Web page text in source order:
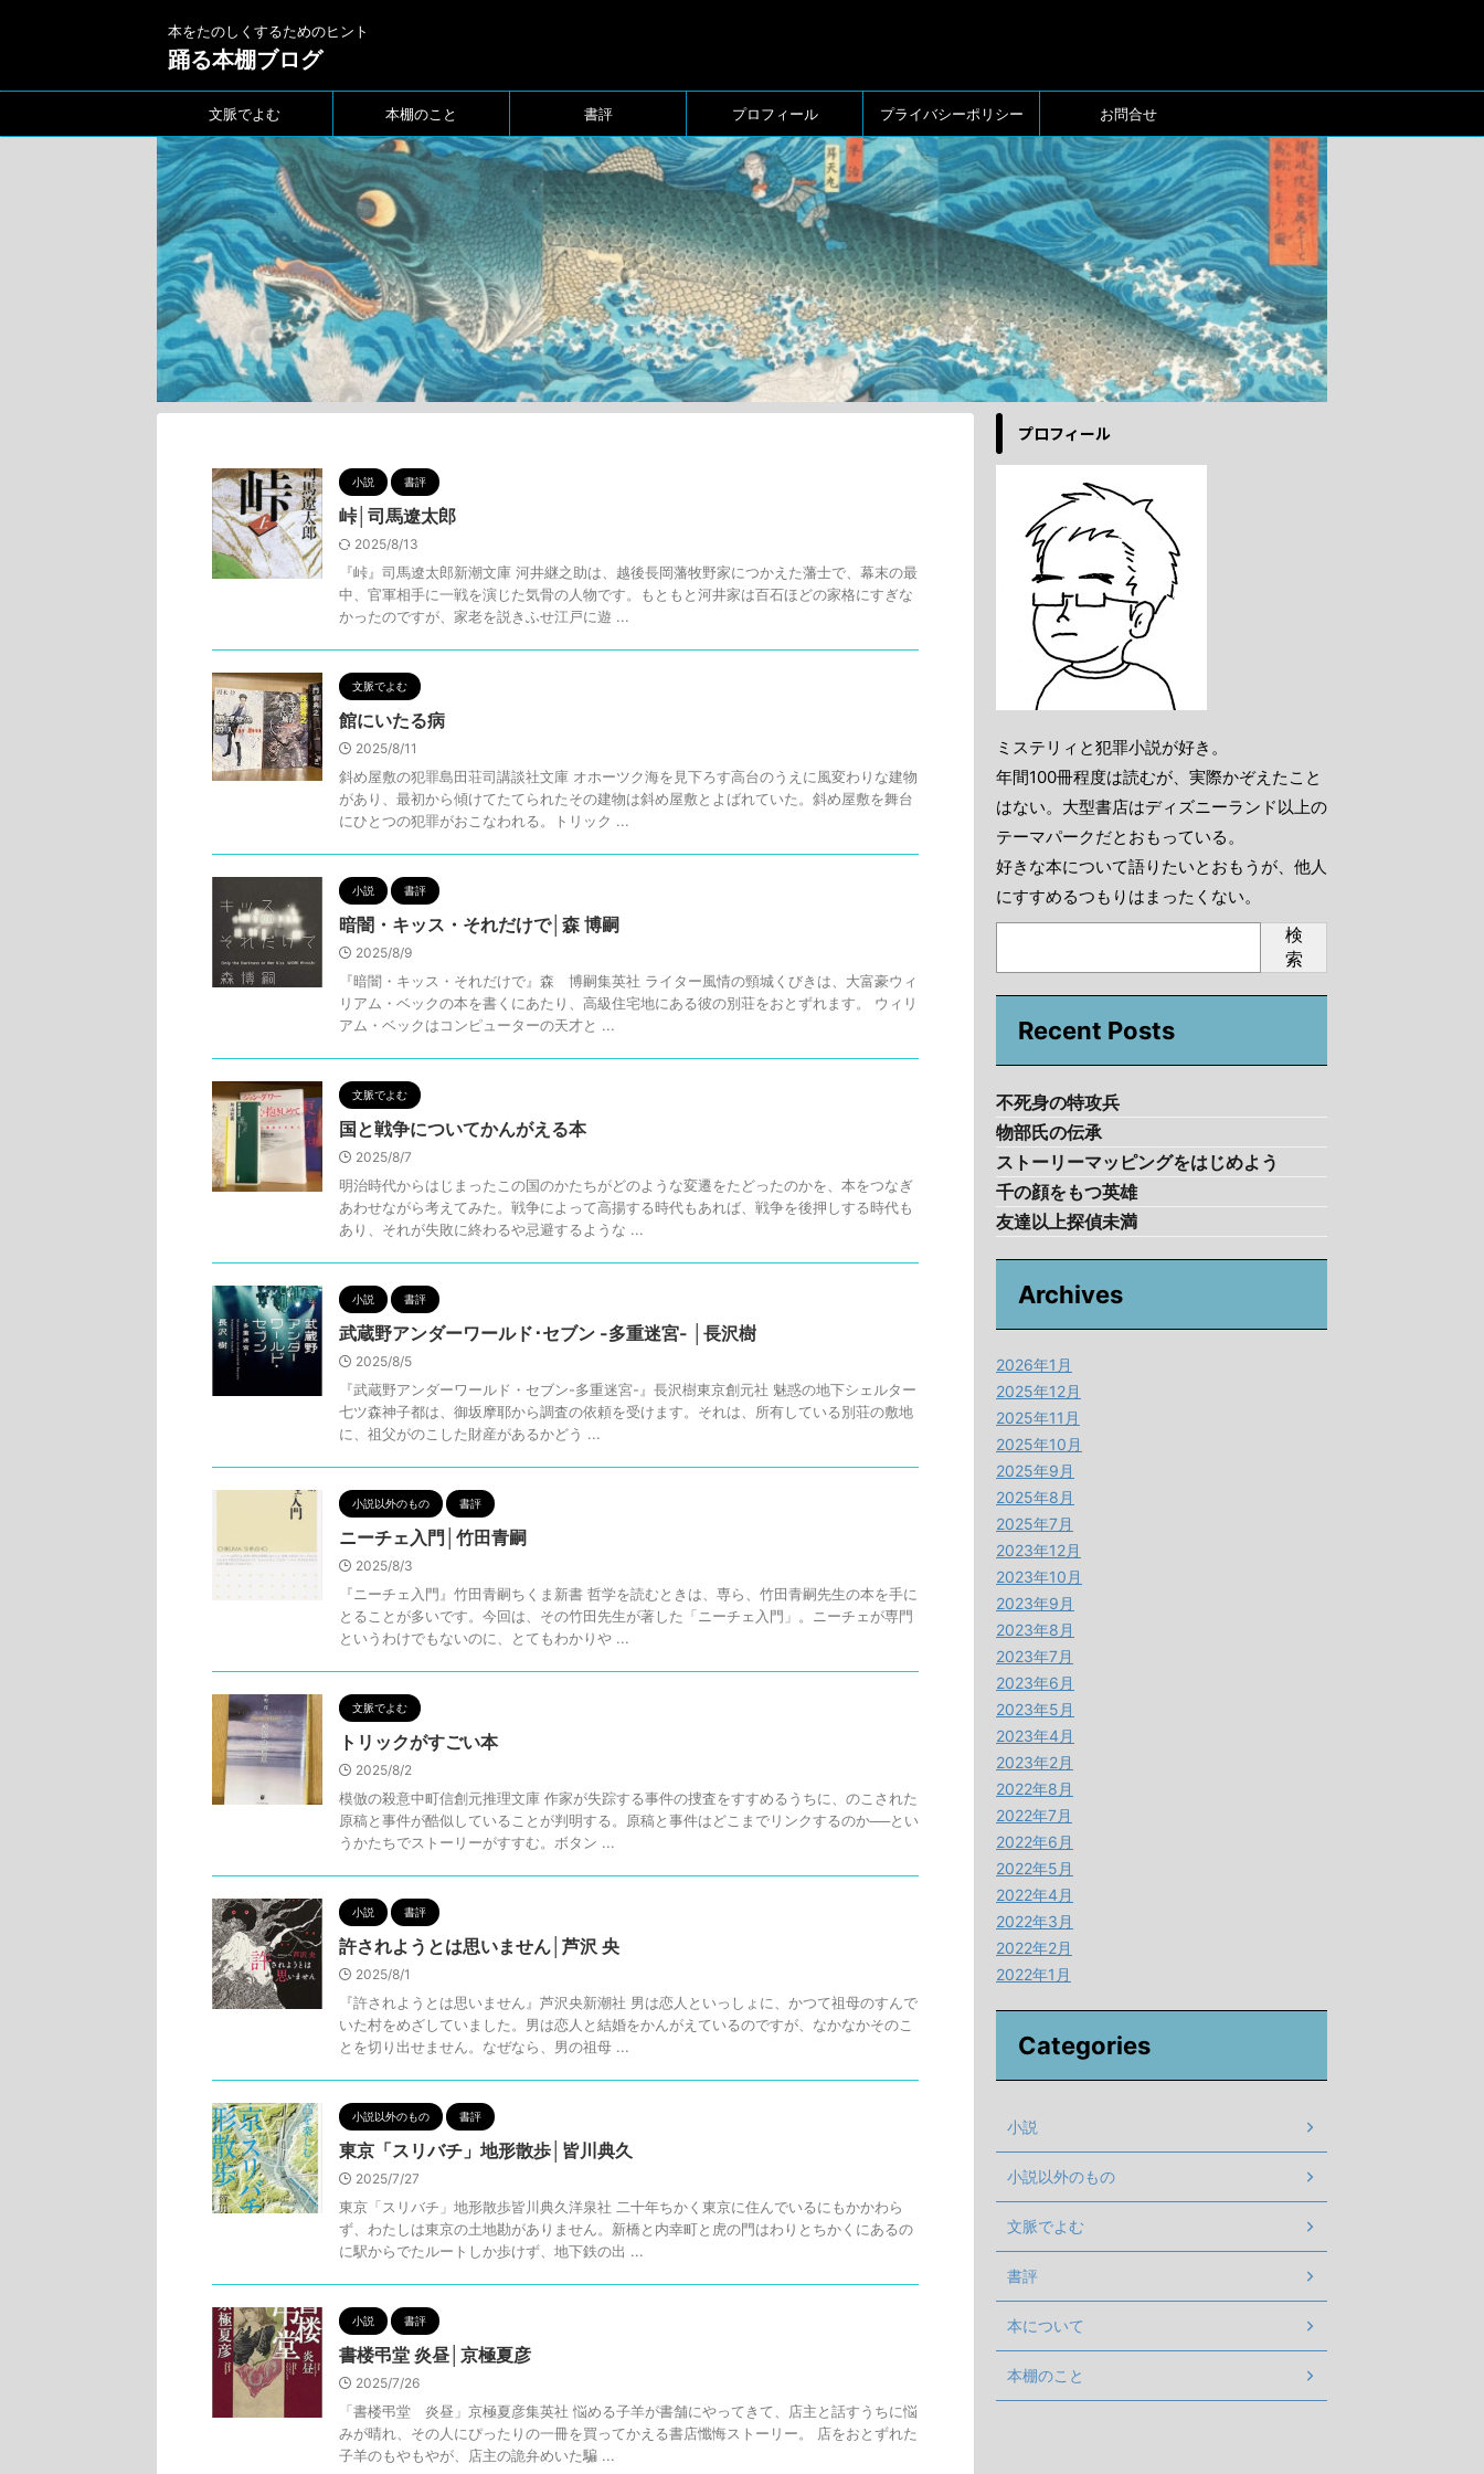
本をたのしくするためのヒント
踊る本棚ブログ
文脈でよむ 本棚のこと 書評 プロフィール プライバシーポリシー お問合せ
小説 書評
峠│司馬遼太郎
2025/8/13
『峠』司馬遼太郎新潮文庫 河井継之助は、越後長岡藩牧野家につかえた藩士で、幕末の最
中、官軍相手に一戦を演じた気骨の人物です。もともと河井家は百石ほどの家格にすぎな
かったのですが、家老を説きふせ江戸に遊 ...
文脈でよむ
館にいたる病
2025/8/11
斜め屋敷の犯罪島田荘司講談社文庫 オホーツク海を見下ろす高台のうえに風変わりな建物
があり、最初から傾けてたてられたその建物は斜め屋敷とよばれていた。斜め屋敷を舞台
にひとつの犯罪がおこなわれる。トリック ...
小説 書評
暗闇・キッス・それだけで│森 博嗣
2025/8/9
『暗闇・キッス・それだけで』森 博嗣集英社 ライター風情の頸城くびきは、大富豪ウィ
リアム・ベックの本を書くにあたり、高級住宅地にある彼の別荘をおとずれます。 ウィリ
アム・ベックはコンピューターの天才と ...
文脈でよむ
国と戦争についてかんがえる本
2025/8/7
明治時代からはじまったこの国のかたちがどのような変遷をたどったのかを、本をつなぎ
あわせながら考えてみた。戦争によって高揚する時代もあれば、戦争を後押しする時代も
あり、それが失敗に終わるや忌避するような ...
小説 書評
武蔵野アンダーワールド･セブン -多重迷宮- │長沢樹
2025/8/5
『武蔵野アンダーワールド・セブン-多重迷宮-』長沢樹東京創元社 魅惑の地下シェルター
七ツ森神子都は、御坂摩耶から調査の依頼を受けます。それは、所有している別荘の敷地
に、祖父がのこした財産があるかどう ...
小説以外のもの 書評
ニーチェ入門│竹田青嗣
2025/8/3
『ニーチェ入門』竹田青嗣ちくま新書 哲学を読むときは、専ら、竹田青嗣先生の本を手に
とることが多いです。今回は、その竹田先生が著した「ニーチェ入門」。ニーチェが専門
というわけでもないのに、とてもわかりや ...
文脈でよむ
トリックがすごい本
2025/8/2
模倣の殺意中町信創元推理文庫 作家が失踪する事件の捜査をすすめるうちに、のこされた
原稿と事件が酷似していることが判明する。原稿と事件はどこまでリンクするのか──とい
うかたちでストーリーがすすむ。ボタン ...
小説 書評
許されようとは思いません│芦沢 央
2025/8/1
『許されようとは思いません』芦沢央新潮社 男は恋人といっしょに、かつて祖母のすんで
いた村をめざしていました。男は恋人と結婚をかんがえているのですが、なかなかそのこ
とを切り出せません。なぜなら、男の祖母 ...
小説以外のもの 書評
東京「スリバチ」地形散歩│皆川典久
2025/7/27
東京「スリバチ」地形散歩皆川典久洋泉社 二十年ちかく東京に住んでいるにもかかわら
ず、わたしは東京の土地勘がありません。新橋と内幸町と虎の門はわりとちかくにあるの
に駅からでたルートしか歩けず、地下鉄の出 ...
小説 書評
書楼弔堂 炎昼│京極夏彦
2025/7/26
「書楼弔堂 炎昼」京極夏彦集英社 悩める子羊が書舗にやってきて、店主と話すうちに悩
みが晴れ、その人にぴったりの一冊を買ってかえる書店懺悔ストーリー。 店をおとずれた
子羊のもやもやが、店主の詭弁めいた騙 ...
プロフィール
ミステリィと犯罪小説が好き。
年間100冊程度は読むが、実際かぞえたこと
はない。大型書店はディズニーランド以上の
テーマパークだとおもっている。
好きな本について語りたいとおもうが、他人
にすすめるつもりはまったくない。
検
索
Recent Posts
不死身の特攻兵
物部氏の伝承
ストーリーマッピングをはじめよう
千の顔をもつ英雄
友達以上探偵未満
Archives
2026年1月
2025年12月
2025年11月
2025年10月
2025年9月
2025年8月
2025年7月
2023年12月
2023年10月
2023年9月
2023年8月
2023年7月
2023年6月
2023年5月
2023年4月
2023年2月
2022年8月
2022年7月
2022年6月
2022年5月
2022年4月
2022年3月
2022年2月
2022年1月
Categories
小説
小説以外のもの
文脈でよむ
書評
本について
本棚のこと